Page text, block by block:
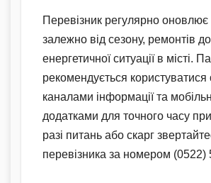
Перевізник регулярно оновлює
залежно від сезону, ремонтів
енергетичної ситуації в місті.
рекомендується користуватися
каналами інформації та
додатками для точного часу
разі питань або скарг
перевізника за номером (0522)